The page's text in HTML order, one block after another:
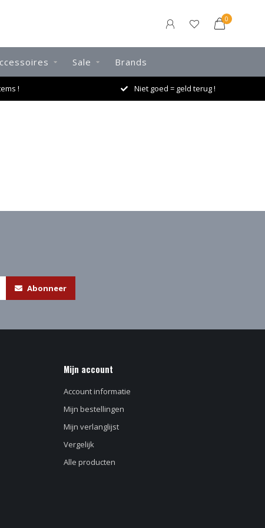
0
Sale Brands
! Niet goed = geld terug !
Abonneer
Mijn account
Account informatie
Mijn bestellingen
Mijn verlanglijst
Vergelijk
Alle producten